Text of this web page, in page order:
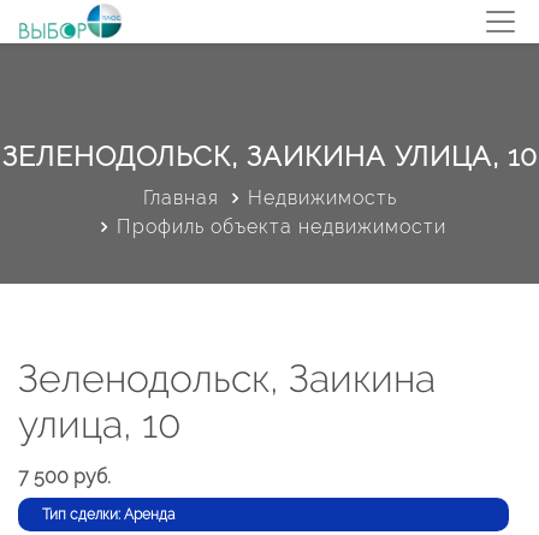
ЗЕЛЕНОДОЛЬСК, ЗАИКИНА УЛИЦА, 10
Главная
Недвижимость
Профиль объекта недвижимости
Зеленодольск, Заикина
улица, 10
7 500 руб.
Тип сделки: Аренда